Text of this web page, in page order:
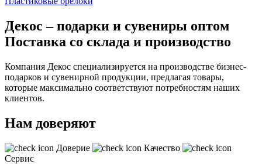
Декос – подарки и сувениры оптом
Поставка со склада и производство
Компания Декос специализируется на производстве бизнес-
подарков и сувенирной продукции, предлагая товары,
которые максимально соответствуют потребностям наших
клиентов.
Нам доверяют
Доверие
Качество
Сервис